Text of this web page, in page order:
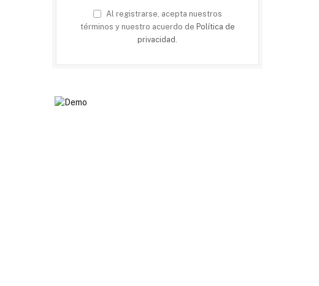
Al registrarse, acepta nuestros
términos y nuestro acuerdo de Política de
privacidad